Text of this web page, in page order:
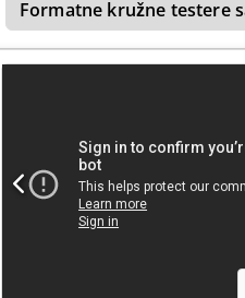
poluga na prednjoj strani
lako rotirati i naginjati. •
Elektronska kontrola mašine i
Kontrolna tabla montirana na
Brza i sigurna zamena testere
automatskim otvaranjem uz
80 mm, Z=40 zuba. • Prečnik
okvir mašine. • Podaci o
priključak za usisavanje: Ø 160
vazduha: 4.340 m³/h o Pritisak
informativne svrhe. Ova
dogovor. Molimo, kontaktirajte
odgovarajuće tehničke kontakt
Formatne kružne testere